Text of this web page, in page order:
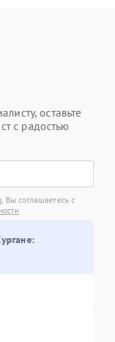
оставьте
с радостью
Вы соглашаетесь с